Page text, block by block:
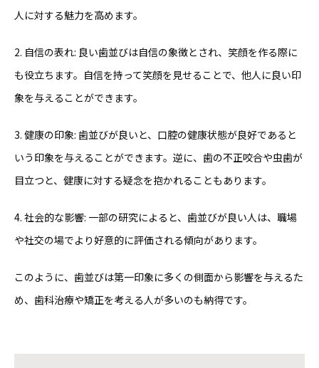
人に対する魅力を高めます。
2. 自信の表れ: 良い歯並びは自信の象徴とされ、笑顔を作る際に
も役立ちます。自信を持って笑顔を見せることで、他人に良い印
象を与えることができます。
3. 健康の印象: 歯並びが良いと、口腔の健康状態が良好であると
いう印象を与える ことができます。逆に、歯の不正咬合や虫歯が
目立つと、健康に対する疑念を抱かれることもあります。
4. 社会的な影響: 一部の研究によると、歯並びが良い人は、職場
や社交の場でより好意的に評価される傾向があります。
このように、歯並びは第一印象に多くの側面から影響を与えるた
め、歯科治療や矯正を考える人が多いのも納得です。